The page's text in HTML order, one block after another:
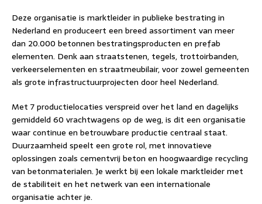
Deze organisatie is marktleider in publieke bestrating in
Nederland en produceert een breed assortiment van meer
dan 20.000 betonnen bestratingsproducten en prefab
elementen. Denk aan straatstenen, tegels, trottoirbanden,
verkeerselementen en straatmeubilair, voor zowel gemeenten
als grote infrastructuurprojecten door heel Nederland.
Met 7 productielocaties verspreid over het land en dagelijks
gemiddeld 60 vrachtwagens op de weg, is dit een organisatie
waar continue en betrouwbare productie centraal staat.
Duurzaamheid speelt een grote rol, met innovatieve
oplossingen zoals cementvrij beton en hoogwaardige recycling
van betonmaterialen. Je werkt bij een lokale marktleider met
de stabiliteit en het netwerk van een internationale
organisatie achter je.